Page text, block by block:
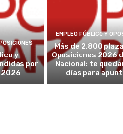
y
por
EMPLEO PÚBLICO Y
Más de 2.800
Oposiciones 2026
Nacional: te
días para